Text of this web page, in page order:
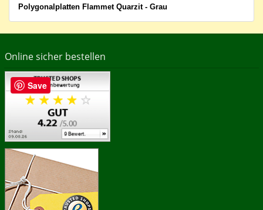
Polygonalplatten Flammet Quarzit - Grau
Online sicher bestellen
Save